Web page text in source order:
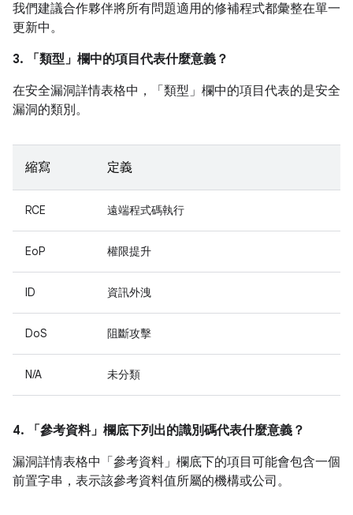
我們建議合作夥伴將所有問題適用的修補程式都彙整在單一
更新中。
3. 「類型」 欄中的項目代表什麼意義？
在安全漏洞詳情表格中，「類型」 欄中的項目代表的是安全
漏洞的類別。
縮寫 定義
RCE 遠端程式碼執行
EoP 權限提升
ID 資訊外洩
DoS 阻斷攻擊
N/A 未分類
4. 「參考資料」 欄底下列出的識別碼代表什麼意義？
漏洞詳情表格中「參考資料」 欄底下的項目可能會包含一個
前置字串，表示該參考資料值所屬的機構或公司。